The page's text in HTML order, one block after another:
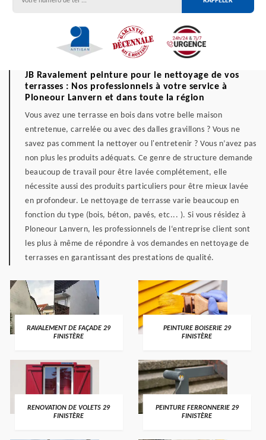
JB Ravalement peinture pour le nettoyage de vos
terrasses : Nos professionnels à votre service à
Ploneour Lanvern et dans toute la région
Vous avez une terrasse en bois dans votre belle maison
entretenue, carrelée ou avec des dalles gravillons ? Vous ne
savez pas comment la nettoyer ou l'entretenir ? Vous n’avez pas
non plus les produits adéquats. Ce genre de structure demande
beaucoup de travail pour être lavée complétement, elle
nécessite aussi des produits particuliers pour être mieux lavée
en profondeur. Le nettoyage de terrasse varie beaucoup en
fonction du type (bois, béton, pavés, etc... ). Si vous résidez à
Ploneour Lanvern, les professionnels de l‘entreprise client sont
les plus à même de répondre à vos demandes en nettoyage de
terrasses en garantissant des prestations de qualité.
RAVALEMENT DE FAÇADE 29
FINISTÈRE
PEINTURE BOISERIE 29
FINISTÈRE
RENOVATION DE VOLETS 29
FINISTÈRE
PEINTURE FERRONNERIE 29
FINISTÈRE